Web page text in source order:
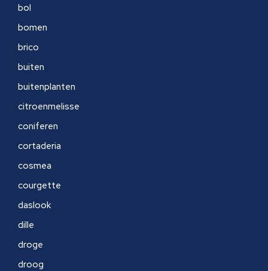
bol
bomen
brico
buiten
buitenplanten
citroenmelisse
coniferen
cortaderia
cosmea
courgette
daslook
dille
droge
droog